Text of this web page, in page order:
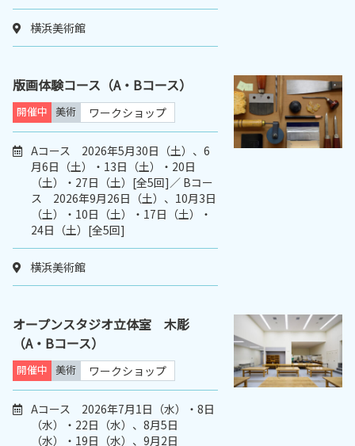
横浜美術館
版画体験コース（A・Bコース）
開催中 美術 ワークショップ
Aコース 2026年5月30日（土）、6
月6日（土）・13日（土）・20日
（土）・27日（土）[全5回]／ Bコー
ス 2026年9月26日（土）、10月3日
（土）・10日（土）・17日（土）・
24日（土）[全5回]
横浜美術館
オープンスタジオ立体室 木彫
（A・Bコース）
開催中 美術 ワークショップ
Aコース 2026年7月1日（水）・8日
（水）・22日（水）、8月5日
（水）・19日（水）、9月2日